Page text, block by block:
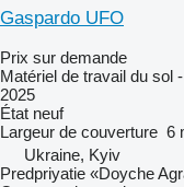
Gaspardo UFO
Prix sur demande
Matériel de travail du sol
2025
État neuf
Largeur de couverture 6
Ukraine, Kyiv
Predpriyatie «Doyche